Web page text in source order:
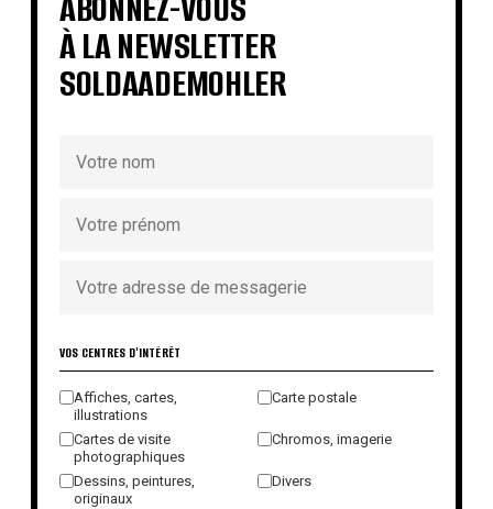
À LA NEWSLETTER
SOLDAADEMOHLER
VOS CENTRES D'INTÉRÊT
Affiches, cartes,
illustrations
Carte postale
Cartes de visite
photographiques
Chromos, imagerie
Dessins, peintures,
originaux
Divers